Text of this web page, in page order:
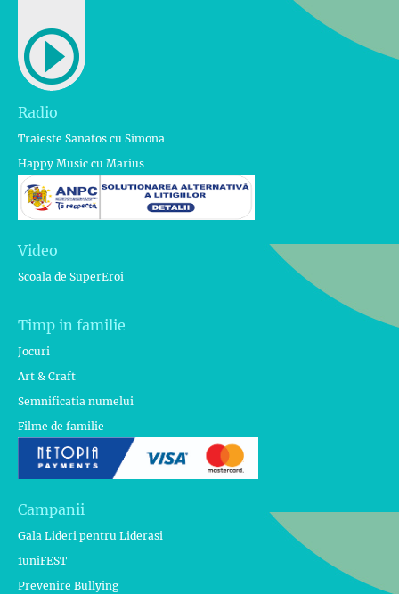
Radio
Traieste Sanatos cu Simona
Happy Music cu Marius
Video
Scoala de SuperEroi
Timp in familie
Jocuri
Art & Craft
Semnificatia numelui
Filme de familie
Campanii
Gala Lideri pentru Liderasi
1uniFEST
Prevenire Bullying